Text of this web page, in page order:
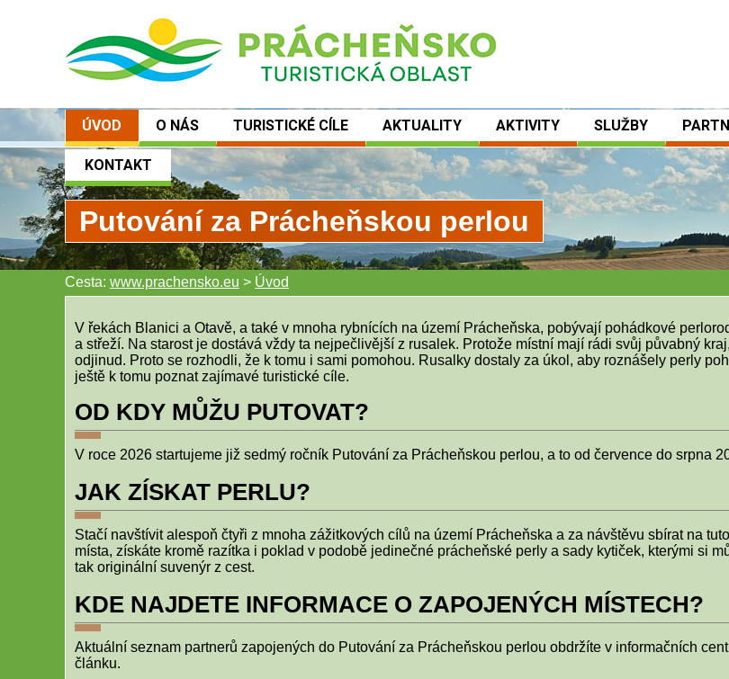
ÚVOD O NÁS TURISTICKÉ CÍLE AKTUALITY AKTIVITY SLUŽBY
KONTAKT
Putování za Prácheňskou perlou
Cesta: www.prachensko.eu > Úvod
V řekách Blanici a Otavě, a také v mnoha rybnících na území Prácheňska, pobývají pohádkové
a střeží. Na starost je dostává vždy ta nejpečlivější z rusalek. Protože místní mají rádi svůj půvabný
odjinud. Proto se rozhodli, že k tomu i sami pomohou. Rusalky dostaly za úkol, aby roznášely perly
ještě k tomu poznat zajímavé turistické cíle.
OD KDY MŮŽU PUTOVAT?
V roce 2026 startujeme již sedmý ročník Putování za Prácheňskou perlou, a to od července do srpna
JAK ZÍSKAT PERLU?
Stačí navštívit alespoň čtyři z mnoha zážitkových cílů na území Prácheňska a za návštěvu sbírat na
místa, získáte kromě razítka i poklad v podobě jedinečné prácheňské perly a sady kytiček, kterými si
tak originální suvenýr z cest.
KDE NAJDETE INFORMACE O ZAPOJENÝCH MÍSTECH?
Aktuální seznam partnerů zapojených do Putování za Prácheňskou perlou obdržíte v informačních
článku.